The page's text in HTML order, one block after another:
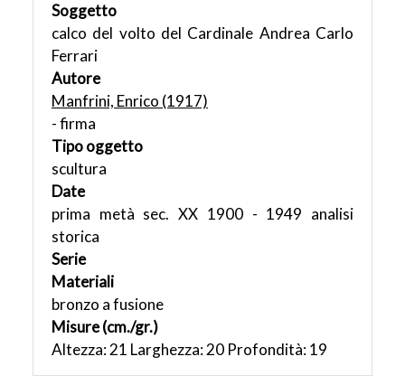
Soggetto
calco del volto del Cardinale Andrea Carlo
Ferrari
Autore
Manfrini, Enrico (1917)
- firma
Tipo oggetto
scultura
Date
prima metà sec. XX 1900 - 1949 analisi
storica
Serie
Materiali
bronzo a fusione
Misure (cm./gr.)
Altezza: 21 Larghezza: 20 Profondità: 19